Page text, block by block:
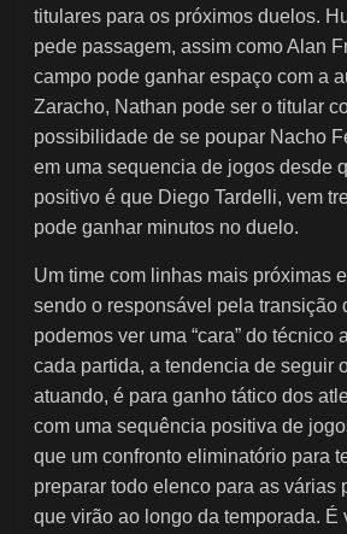
titulares para os próximos duelos.
pede passagem, assim como Alan
campo pode ganhar espaço com a
Zaracho, Nathan pode ser o titular
possibilidade de se poupar Nacho
em uma sequencia de jogos desde
positivo é que Diego Tardelli, vem
pode ganhar minutos no duelo.
Um time com linhas mais próximas
sendo o responsável pela transição
podemos ver uma “cara” do técnico
cada partida, a tendencia de seguir
atuando, é para ganho tático dos
com uma sequência positiva de
que um confronto eliminatório para
preparar todo elenco para as várias
que virão ao longo da temporada. É